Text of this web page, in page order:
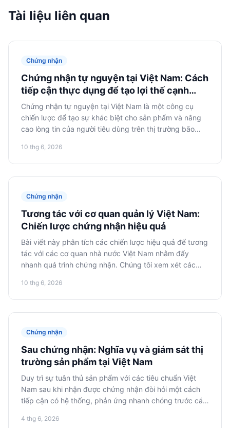
Tài liệu liên quan
Chứng nhận
Chứng nhận tự nguyện tại Việt Nam: Cách
tiếp cận thực dụng để tạo lợi thế cạnh
tranh
Chứng nhận tự nguyện tại Việt Nam là một công cụ
chiến lược để tạo sự khác biệt cho sản phẩm và nâng
cao lòng tin của người tiêu dùng trên thị trường bão
các bước vận hành, kinh tế của quy trình và lộ trình
hành động để triển khai thành công.
10 thg 6, 2026
Chứng nhận
Tương tác với cơ quan quản lý Việt Nam:
Chiến lược chứng nhận hiệu quả
Bài viết này phân tích các chiến lược hiệu quả để tương
tác với các cơ quan nhà nước Việt Nam nhằm đẩy
nhanh quá trình chứng nhận. Chúng tôi xem xét các
trong việc cấp phép.
10 thg 6, 2026
Chứng nhận
Sau chứng nhận: Nghĩa vụ và giám sát thị
trường sản phẩm tại Việt Nam
Duy trì sự tuân thủ sản phẩm với các tiêu chuẩn Việt
Nam sau khi nhận được chứng nhận đòi hỏi một cách
tiếp cận có hệ thống, phản ứng nhanh chóng trước các
xác các yêu cầu về nhãn mác. Điều này rất quan trọng
4 thg 6, 2026